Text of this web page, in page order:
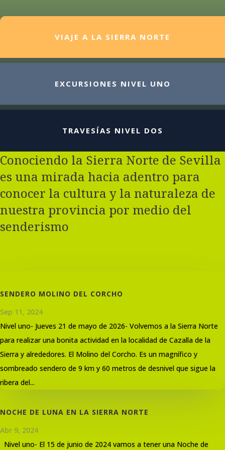
VIAJE A LA SIERRA NORTE
EXCURSIONES NIVEL UNO
TRAVESÍAS NIVEL DOS
Conociendo la Sierra Norte de Sevilla
es una mirada hacia adentro para
conocer la cultura y la naturaleza de
nuestra provincia por medio del
senderismo
SENDERO MOLINO DEL CORCHO
Sep 11, 2024
Nivel uno- Jueves 21 de mayo de 2026- Volvemos a la Sierra Norte
para realizar una bonita actividad en la localidad de Cazalla de la
Sierra y alrededores. El Molino del Corcho. Es un magnífico y
sombreado sendero de 9 km y 60 metros de desnivel que sigue la
ribera del...
NOCHE DE LUNA EN LA SIERRA NORTE
Abr 9, 2024
Nivel uno- El 15 de junio de 2024 vamos a tener una Noche de